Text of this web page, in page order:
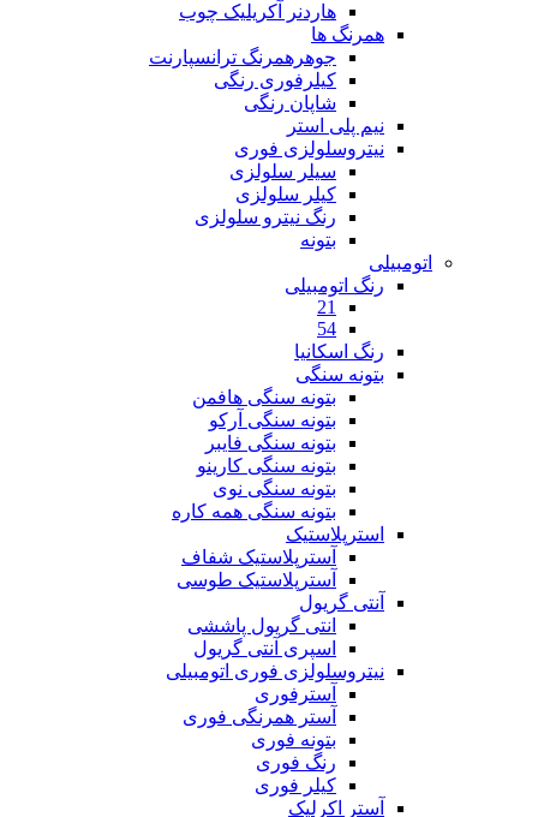
هاردنر آکریلیک چوب
همرنگ ها
جوهرهمرنگ ترانسپارنت
کیلرفوری رنگی
شاپان رنگی
نیم پلی استر
نیتروسلولزی فوری
سیلر سلولزی
کیلر سلولزی
رنگ نیترو سلولزی
بتونه
اتومبیلی
رنگ اتومبیلی
21
54
رنگ اسکانیا
بتونه سنگی
بتونه سنگی هافمن
بتونه سنگی آرکو
بتونه سنگی فایبر
بتونه سنگی کارینو
بتونه سنگی نوی
بتونه سنگی همه کاره
استرپلاستیک
آسترپلاستیک شفاف
آسترپلاستیک طوسی
آنتی گریول
انتی گریول پاششی
اسپری آنتی گریول
نیتروسلولزی فوری اتومبیلی
آسترفوری
آستر همرنگی فوری
بتونه فوری
رنگ فوری
کیلر فوری
آستر اکرلیک